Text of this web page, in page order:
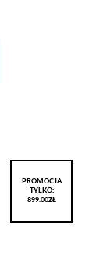
PROMOCJA
TYLKO:
899.00ZŁ